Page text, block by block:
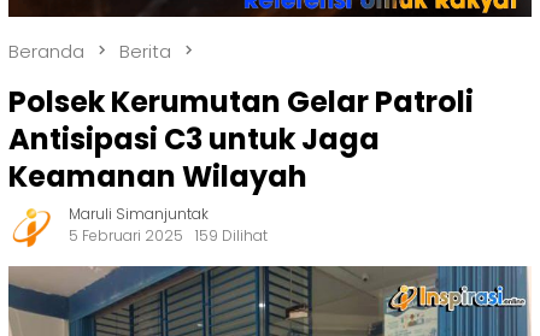
Beranda Berita
Polsek Kerumutan Gelar Patroli
Antisipasi C3 untuk Jaga
Keamanan Wilayah
Maruli Simanjuntak
5 Februari 2025
159 Dilihat